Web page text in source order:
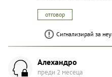
отговор
Сигнализирай за
Aлexaндpo
преди 2 месеца